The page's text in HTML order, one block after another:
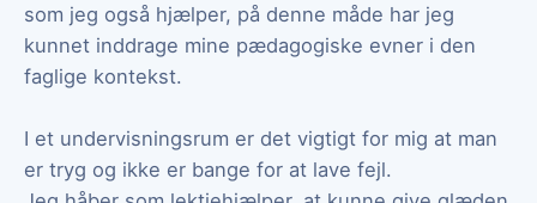
som jeg også hjælper, på denne måde har jeg
kunnet inddrage mine pædagogiske evner i den
faglige kontekst.
I et undervisningsrum er det vigtigt for mig at man
er tryg og ikke er bange for at lave fejl.